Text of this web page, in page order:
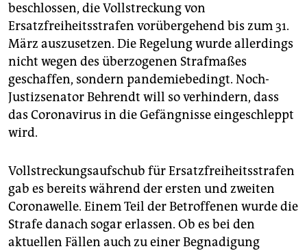
beschlossen, die Vollstreckung von
Ersatzfreiheitsstrafen vorübergehend bis zum 31.
März auszusetzen. Die Regelung wurde allerdings
nicht wegen des überzogenen Strafmaßes
geschaffen, sondern pandemiebedingt. Noch-
Justizsenator Behrendt will so verhindern, dass
das Coronavirus in die Gefängnisse eingeschleppt
wird.
Vollstreckungsaufschub für Ersatzfreiheitsstrafen
gab es bereits während der ersten und zweiten
Coronawelle. Einem Teil der Betroffenen wurde die
Strafe danach sogar erlassen. Ob es bei den
aktuellen Fällen auch zu einer Begnadigung